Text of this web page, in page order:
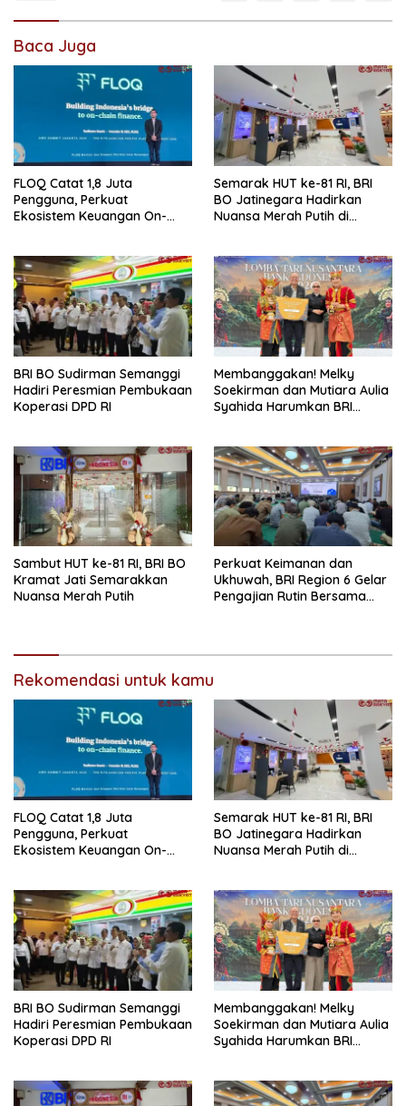
Baca Juga
FLOQ Catat 1,8 Juta
Pengguna, Perkuat
Ekosistem Keuangan On-
Semarak HUT ke-81 RI, BRI
BO Jatinegara Hadirkan
Nuansa Merah Putih di
BRI BO Sudirman Semanggi
Hadiri Peresmian Pembukaan
Koperasi DPD RI
Membanggakan! Melky
Soekirman dan Mutiara Aulia
Syahida Harumkan BRI
Bank Indonesia
Sambut HUT ke-81 RI, BRI BO
Kramat Jati Semarakkan
Nuansa Merah Putih
Perkuat Keimanan dan
Ukhuwah, BRI Region 6 Gelar
Pengajian Rutin Bersama
Rekomendasi untuk kamu
FLOQ Catat 1,8 Juta
Pengguna, Perkuat
Ekosistem Keuangan On-
Semarak HUT ke-81 RI, BRI
BO Jatinegara Hadirkan
Nuansa Merah Putih di
BRI BO Sudirman Semanggi
Hadiri Peresmian Pembukaan
Koperasi DPD RI
Membanggakan! Melky
Soekirman dan Mutiara Aulia
Syahida Harumkan BRI
Bank Indonesia